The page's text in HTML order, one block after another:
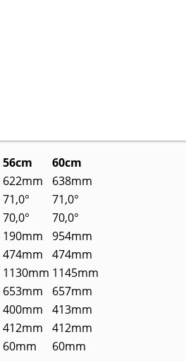
56cm
60cm
622mm
638mm
71,0°
71,0°
70,0°
70,0°
190mm
954mm
474mm
474mm
1130mm 1145mm
653mm
657mm
400mm
413mm
412mm
412mm
60mm 60mm